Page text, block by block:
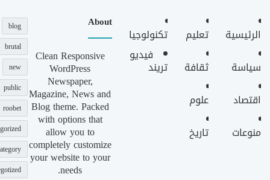
الرئيسية
سياسة
اقتصاد
منوعات
تعليم
ثقافة
علوم
تاريخ
تكنولوجيا
فيديو
تريند
About
Clean Responsive
WordPress
Newspaper,
Magazine, News and
Blog theme. Packed
with options that
allow you to
completely customize
your website to your
needs.
blog
brutal
new
public
roobet